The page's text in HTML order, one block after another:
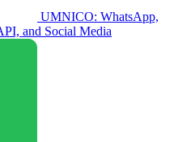
UMNICO: WhatsApp,
and Social Media